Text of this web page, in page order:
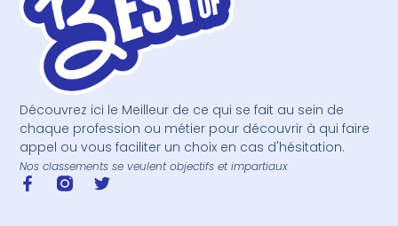
Découvrez ici le Meilleur de ce qui se fait au sein de
chaque profession ou métier pour découvrir à qui faire
appel ou vous faciliter un choix en cas d'hésitation.
Nos classements se veulent objectifs et impartiaux